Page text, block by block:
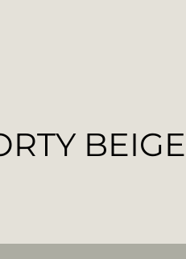
BEIGE